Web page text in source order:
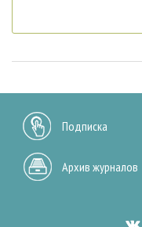
Подписка
Архив журналов